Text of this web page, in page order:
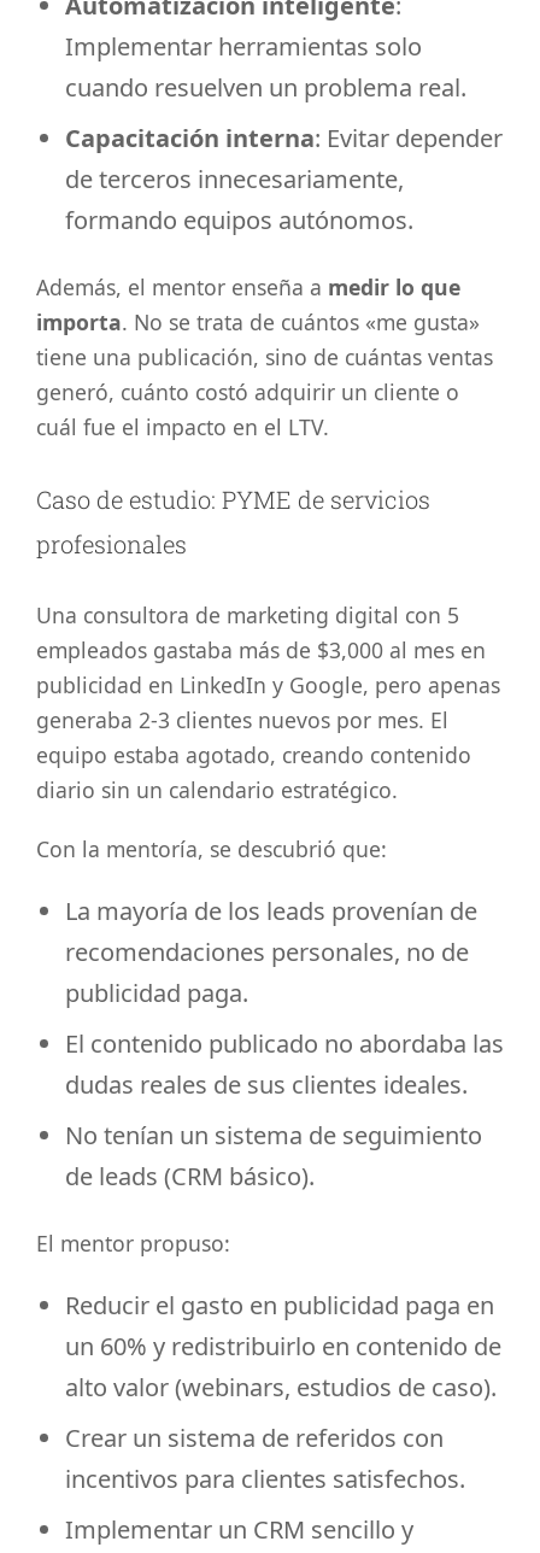
Implementar herramientas solo
cuando resuelven un problema real.
Capacitación interna: Evitar depender
de terceros innecesariamente,
formando equipos autónomos.
Además, el mentor enseña a medir lo que
importa. No se trata de cuántos «me gusta»
tiene una publicación, sino de cuántas ventas
generó, cuánto costó adquirir un cliente o
cuál fue el impacto en el LTV.
Caso de estudio: PYME de servicios
profesionales
Una consultora de marketing digital con 5
empleados gastaba más de $3,000 al mes en
publicidad en LinkedIn y Google, pero apenas
generaba 2-3 clientes nuevos por mes. El
equipo estaba agotado, creando contenido
diario sin un calendario estratégico.
Con la mentoría, se descubrió que:
La mayoría de los leads provenían de
recomendaciones personales, no de
publicidad paga.
El contenido publicado no abordaba las
dudas reales de sus clientes ideales.
No tenían un sistema de seguimiento
de leads (CRM básico).
El mentor propuso:
Reducir el gasto en publicidad paga en
un 60% y redistribuirlo en contenido de
alto valor (webinars, estudios de caso).
Crear un sistema de referidos con
incentivos para clientes satisfechos.
Implementar un CRM sencillo y